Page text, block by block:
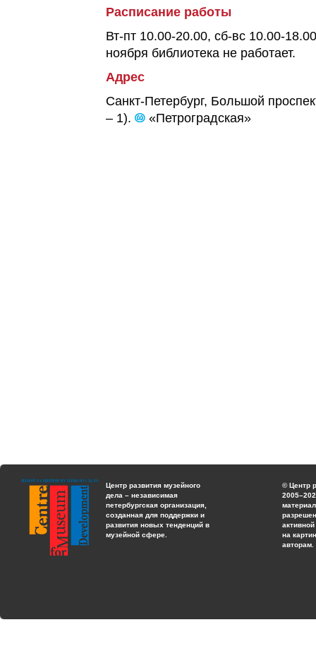
Расписание работы
Вт-пт 10.00-20.00, сб-вс 10.00-
ноября библиотека не работает.
Адрес
Санкт-Петербург, Большой
– 1).
«Петроградская»
Центр развития музейного
дела – независимая
петербургская организация,
созданная для поддержки и
развития новых тенденций в
музейной сфере.
© Центр
на
авторам.